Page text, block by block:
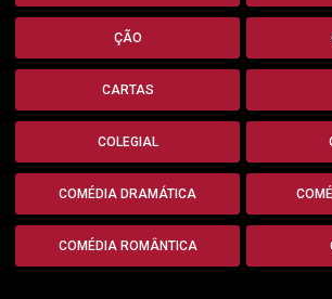
ÇÃO
CARTAS
COLEGIAL
COMÉDIA DRAMÁTICA
COMÉDIA ROMÂNTICA